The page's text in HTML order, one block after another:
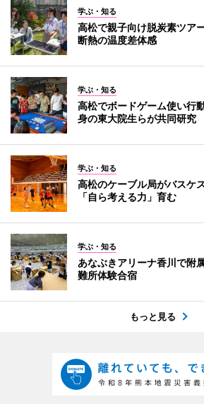
学ぶ・知る
高松で親子向け脱炭素ツ
断熱の温度差体感
学ぶ・知る
高松でボードゲーム使い
身の東大院生らが共同研究
学ぶ・知る
高松のケーブル局がバス
「自ら考える力」育む
学ぶ・知る
あなぶきアリーナ香川で附
難所体験合宿
もっと見る